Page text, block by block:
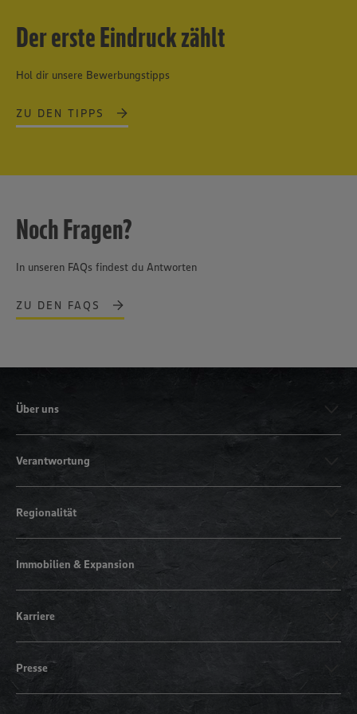
Der erste Eindruck zählt
Hol dir unsere Bewerbungstipps
ZU DEN TIPPS
Noch Fragen?
In unseren FAQs findest du Antworten
ZU DEN FAQS
Über uns
Verantwortung
Regionalität
Immobilien & Expansion
Karriere
Presse